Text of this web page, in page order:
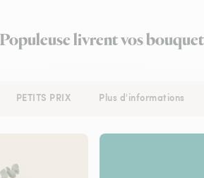
livrent vos
PETITS PRIX Plus d'informations